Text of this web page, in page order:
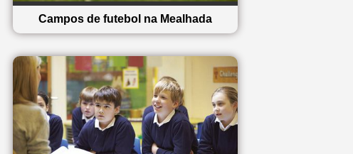
Campos de futebol na Mealhada